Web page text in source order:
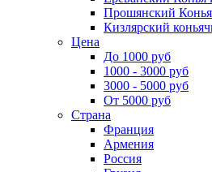
Прошянский
Кизлярский
Цена
До 1000 руб
1000 - 3000 руб
3000 - 5000 руб
От 5000 руб
Страна
Франция
Армения
Россия